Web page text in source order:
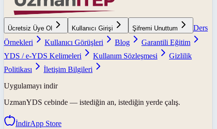
Ücretsiz Üye Ol Kullanıcı Girişi Şifremi Unuttum
Ders
Örnekleri
Kullanıcı Görüşleri Blog
Garantili Eğitim
YDS / e-YDS Kelimeleri
Kullanım Sözleşmesi
Gizlilik
Politikası
İletişim Bilgileri
Uygulamayı indir
UzmanYDS cebinde — istediğin an, istediğin yerde çalış.
İndirApp Store